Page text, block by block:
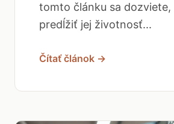
tomto článku sa dozviete,
predĺžiť jej životnosť...
Čítať článok →